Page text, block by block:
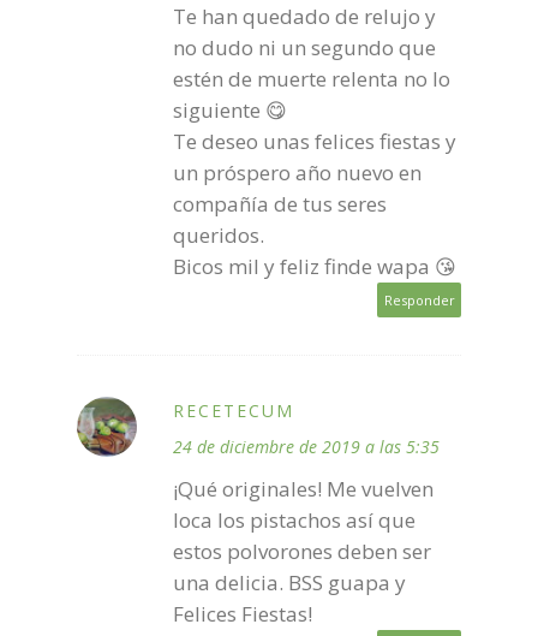
Te han quedado de relujo y
no dudo ni un segundo que
estén de muerte relenta no lo
siguiente 😋
Te deseo unas felices fiestas y
un próspero año nuevo en
compañía de tus seres
queridos.
Bicos mil y feliz finde wapa 😘
Responder
RECETECUM
24 de diciembre de 2019 a las 5:35
¡Qué originales! Me vuelven
loca los pistachos así que
estos polvorones deben ser
una delicia. BSS guapa y
Felices Fiestas!